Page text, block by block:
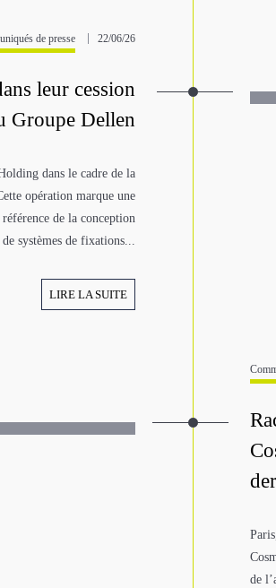
de presse 22/06/26
leur cession
Groupe Dellen
dans le cadre de la
opération marque une
de la conception
systèmes de fixations...
LIRE LA SUITE
de